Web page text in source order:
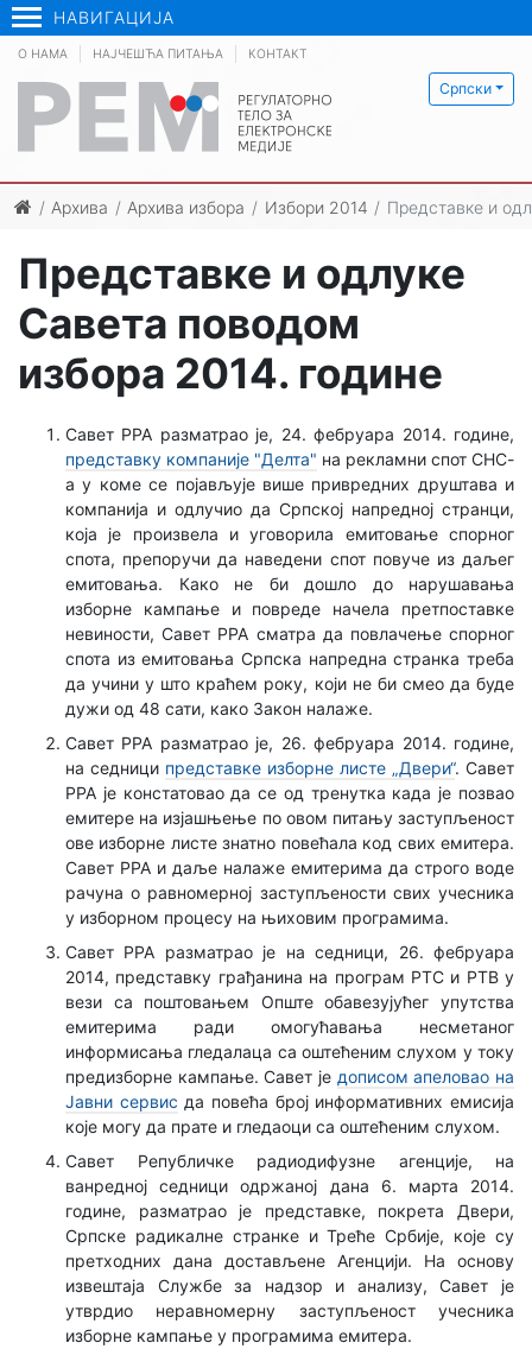
НАВИГАЦИЈА
Српски
О НАМА НАЈЧЕШЋА ПИТАЊА КОНТАКТ
Архива Архива избора Избори 2014 Представке и
Представке и одлуке
Савета поводом
избора 2014. године
Савет РРА разматрао је, 24. фебруара 2014. године,
представку компаније "Делта" на рекламни спот СНС-
а у коме се појављује више привредних друштава и
компанија и одлучио да Српској напредној странци,
која је произвела и уговорила емитовање спорног
спота, препоручи да наведени спот повуче из даљег
емитовања. Како не би дошло до нарушавања
изборне кампање и повреде начела претпоставке
невиности, Савет РРА сматра да повлачење спорног
спота из емитовања Српска напредна странка треба
да учини у што краћем року, који не би смео да буде
дужи од 48 сати, како Закон налаже.
Савет РРА разматрао је, 26. фебруара 2014. године,
на седници представке изборне листе „Двери“. Савет
РРА је констатовао да се од тренутка када је позвао
емитере на изјашњење по овом питању заступљеност
ове изборне листе знатно повећала код свих емитера.
Савет РРА и даље налаже емитерима да строго воде
рачуна о равномерној заступљености свих учесника
у изборном процесу на њиховим програмима.
Савет РРА разматрао је на седници, 26. фебруара
2014, представку грађанина на програм РТС и РТВ у
вези са поштовањем Опште обавезујућег упутства
емитерима ради омогућавања несметаног
информисања гледалаца са оштећеним слухом у току
предизборне кампање. Савет је дописом апеловао на
Јавни сервис да повећа број информативних емисија
које могу да прате и гледаоци са оштећеним слухом.
Савет Републичке радиодифузне агенције, на
ванредној седници одржаној дана 6. марта 2014.
године, разматрао је представке, покрета Двери,
Српске радикалне странке и Треће Србије, које су
претходних дана достављене Агенцији. На основу
извештаја Службе за надзор и анализу, Савет је
утврдио неравномерну заступљеност учесника
изборне кампање у програмима емитера.